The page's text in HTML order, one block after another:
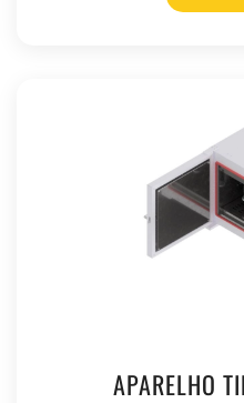
APARELHO